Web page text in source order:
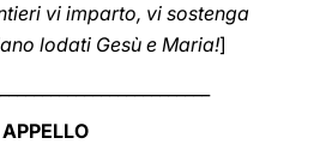
vi imparto, vi sostenga
lodati Gesù e Maria!]
APPELLO